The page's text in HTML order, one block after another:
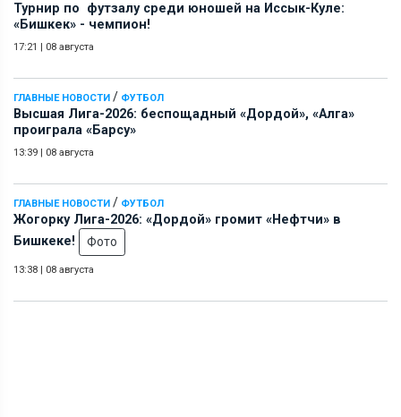
Турнир по футзалу среди юношей на Иссык-Куле:
«Бишкек» - чемпион!
17:21 08 августа
ГЛАВНЫЕ НОВОСТИ / ФУТБОЛ
Высшая Лига-2026: беспощадный «Дордой», «Алга»
проиграла «Барсу»
13:39 08 августа
ГЛАВНЫЕ НОВОСТИ / ФУТБОЛ
Жогорку Лига-2026: «Дордой» громит «Нефтчи» в
Бишкеке!
Фото
13:38 08 августа